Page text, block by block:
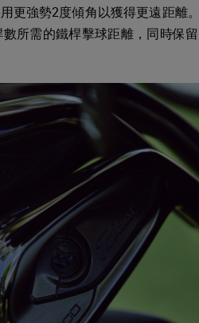
更強勢2度傾角以獲得更遠距離
所需的鐵桿擊球距離，同時保